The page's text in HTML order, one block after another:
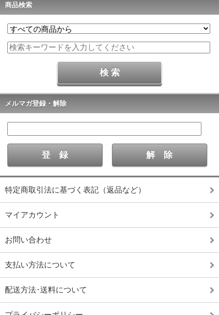
商品検索
メルマガ登録・解除
特定商取引法に基づく表記（返品など）
マイアカウント
お問い合わせ
支払い方法について
配送方法･送料について